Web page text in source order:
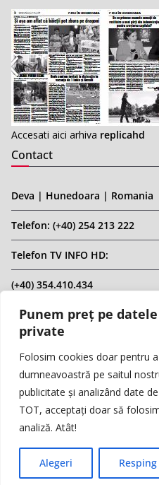
Punem preț pe
private
Folosim cookies doar pentru
dumneavoastră pe saitul
publicitate și analizând date
TOT, acceptați doar să
analiză. Atât!
Alegeri
Accesati aici arhiva replicahd
Contact
Deva | Hunedoara | Romania
Telefon: (+40) 254 213 222
Telefon TV INFO HD:
(+40) 354.410.434
Email: infohd20@gmail.com
Website: www.replicahd.ro